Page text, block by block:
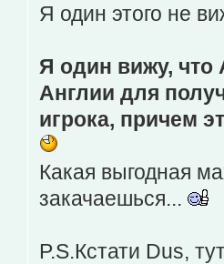
Я один этого не
Я один вижу, что
Англии для
игрока, причем
Какая выгодная
закачаешься...
P.S.Кстати Dus,